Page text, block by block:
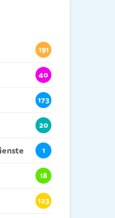
191
40
173
20
1
18
123